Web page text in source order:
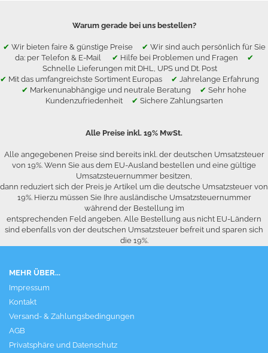
Warum gerade bei uns bestellen?
✔ Wir bieten faire & günstige Preise ✔ Wir sind auch persönlich für Sie
da: per Telefon & E-Mail ✔ Hilfe bei Problemen und Fragen ✔
Schnelle Lieferungen mit DHL, UPS und Dt. Post
✔ Mit das umfangreichste Sortiment Europas ✔ Jahrelange Erfahrung
✔ Markenunabhängige und neutrale Beratung ✔ Sehr hohe
Kundenzufriedenheit ✔ Sichere Zahlungsarten
Alle Preise inkl. 19% MwSt.
Alle angegebenen Preise sind bereits inkl. der deutschen Umsatzsteuer
von 19%. Wenn Sie aus dem EU-Ausland bestellen und eine gültige
Umsatzsteuernummer besitzen,
dann reduziert sich der Preis je Artikel um die deutsche Umsatzsteuer von
19%. Hierzu müssen Sie Ihre ausländische Umsatzsteuernummer
während der Bestellung im
entsprechenden Feld angeben. Alle Bestellung aus nicht EU-Ländern
sind ebenfalls von der deutschen Umsatzsteuer befreit und sparen sich
die 19%.
MEHR ÜBER...
Impressum
Kontakt
Versand- & Zahlungsbedingungen
AGB
Privatsphäre und Datenschutz